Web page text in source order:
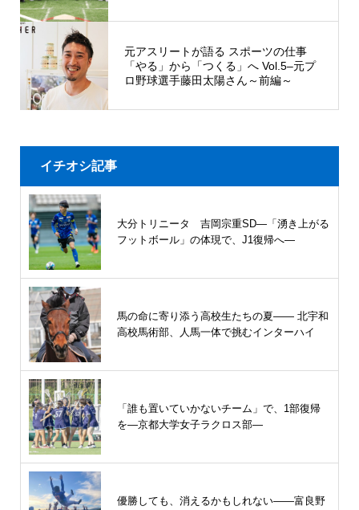
元アスリートが語る スポーツの仕事
「やる」から「つくる」へ Vol.5–元プ
ロ野球選手藤田太陽さん～前編～
イチオシ記事
大分トリニータ 吉岡宗重SD―「湧き上がる
フットボール」の体現で、J1復帰へ―
馬の命に寄り添う高校生たちの夏—— 北宇和
高校馬術部、人馬一体で挑むインターハイ
「誰も置いていかないチーム」で、1部復帰
を―京都大学女子ラクロス部―
優勝しても、消えるかもしれない――富良野